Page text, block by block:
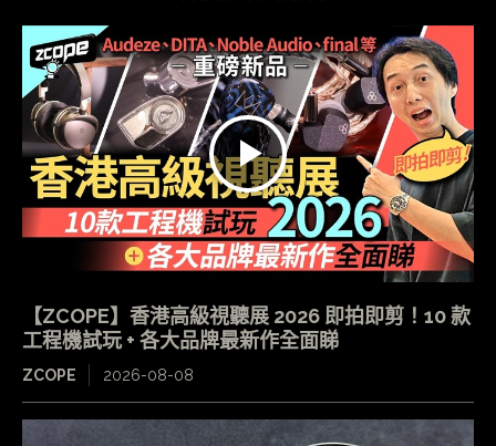
【ZCOPE】香港高級視聽展 2026 即拍即剪！10 款
工程機試玩 + 各大品牌最新作全面睇
ZCOPE 2026-08-08